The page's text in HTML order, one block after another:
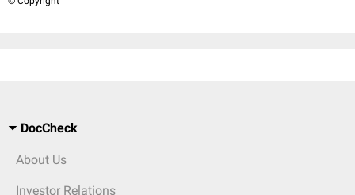
DocCheck
About Us
Investor Relations